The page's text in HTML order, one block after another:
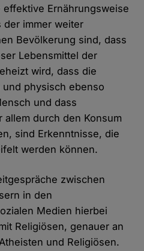
Ernährungsweise
der immer weiter
Bevölkerung sind, dass
Lebensmittel der
wird, dass die
physisch ebenso
und dass
durch den Konsum
sind Erkenntnisse, die
werden können.
zwischen
in den
Medien hierbei
Religiösen, genauer an
und Religiösen.